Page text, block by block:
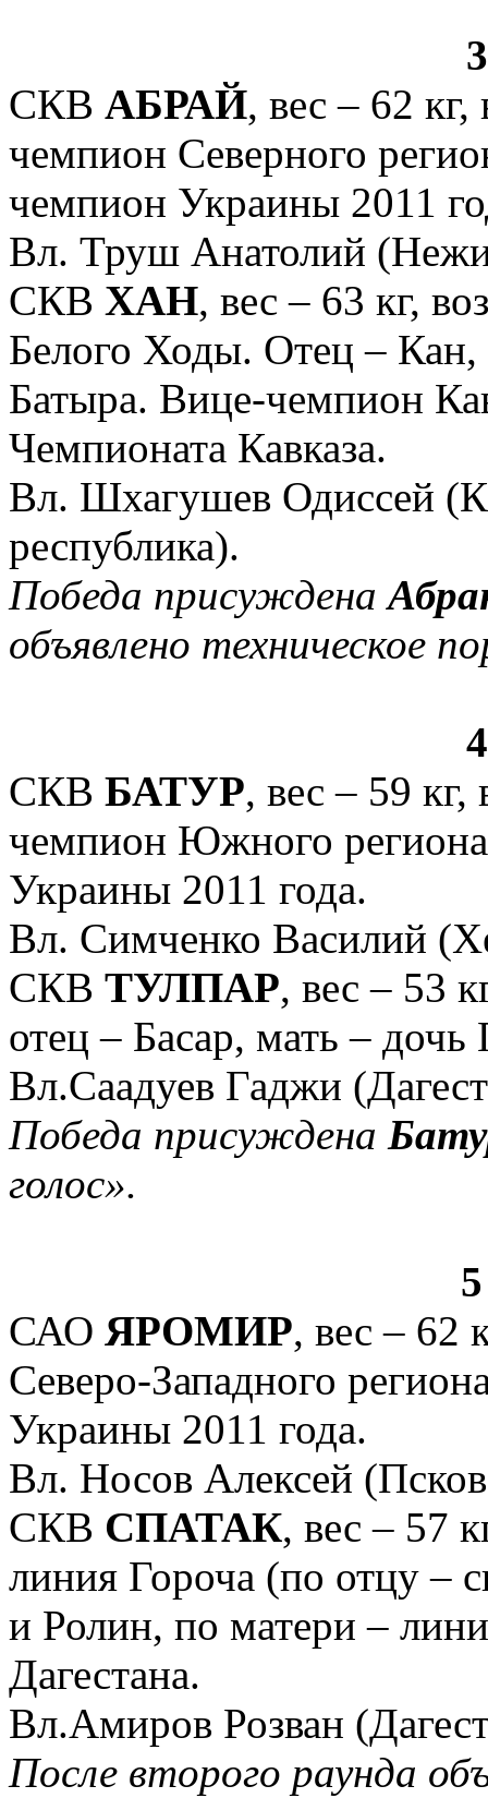
СКВ АБРАЙ, вес – 62 кг,
чемпион Северного
чемпион Украины 2011
Вл. Труш Анатолий
СКВ ХАН, вес – 63 кг,
Белого Ходы. Отец –
Батыра. Вице-чемпион
Чемпионата Кавказа.
Вл. Шхагушев Одиссей
республика).
Победа присуждена
объявлено техническое
СКВ БАТУР, вес – 59 кг,
чемпион Южного
Украины 2011 года.
Вл. Симченко Василий
СКВ ТУЛПАР, вес – 53
отец – Басар, мать –
Вл.Саадуев Гаджи
Победа присуждена
голос».
САО ЯРОМИР, вес – 62
Северо-Западного
Украины 2011 года.
Вл. Носов Алексей
СКВ СПАТАК, вес – 57
линия Гороча (по отцу –
и Ролин, по матери –
Дагестана.
Вл.Амиров Розван
После второго раунда